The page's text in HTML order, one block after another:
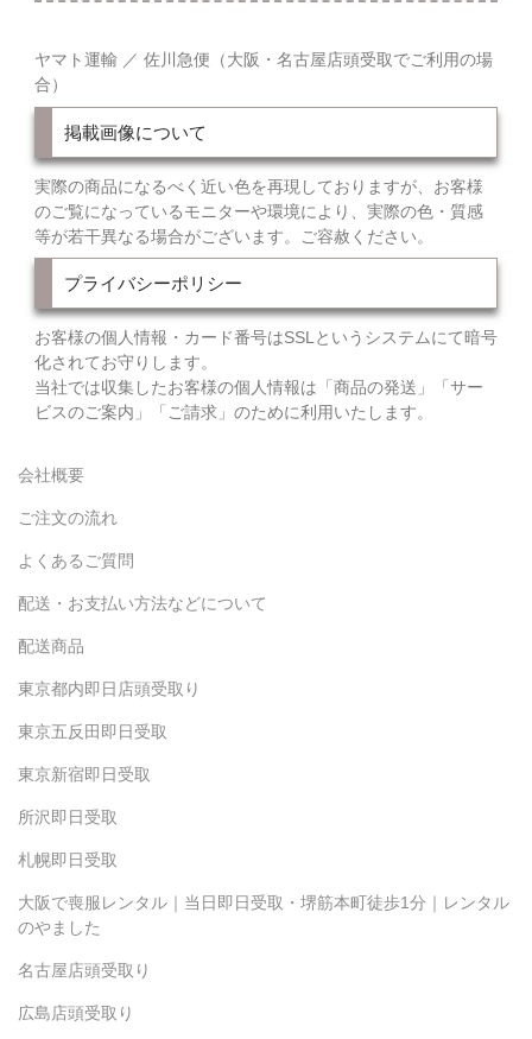
ヤマト運輸 ／ 佐川急便（大阪・名古屋店頭受取でご利用の場
合）
掲載画像について
実際の商品になるべく近い色を再現しておりますが、お客様
のご覧になっているモニターや環境により、実際の色・質感
等が若干異なる場合がございます。ご容赦ください。
プライバシーポリシー
お客様の個人情報・カード番号はSSLというシステムにて暗号
化されてお守りします。
当社では収集したお客様の個人情報は「商品の発送」「サー
ビスのご案内」「ご請求」のために利用いたします。
会社概要
ご注文の流れ
よくあるご質問
配送・お支払い方法などについて
配送商品
東京都内即日店頭受取り
東京五反田即日受取
東京新宿即日受取
所沢即日受取
札幌即日受取
大阪で喪服レンタル｜当日即日受取・堺筋本町徒歩1分｜レンタル
のやました
名古屋店頭受取り
広島店頭受取り